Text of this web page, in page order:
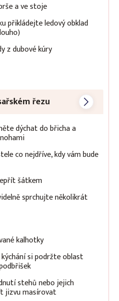
a ve stoje
přikládejte ledový obklad
z dubové kúry
řezu
dýchat do břicha a
co nejdříve, kdy vám bude
šátkem
sprchujte několikrát
kalhotky
si podržte oblast
stehů nebo jejich
jizvu masírovat